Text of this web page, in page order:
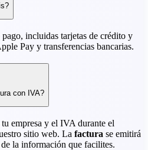
incluidas tarjetas de crédito y
Pay y transferencias bancarias.
con IVA?
empresa y el IVA durante el
sitio web. La factura se emitirá
la información que facilites.